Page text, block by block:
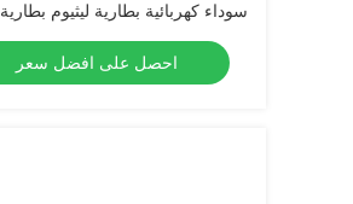
سوداء كهربائية بطارية ليثيوم بطارية
LiFePO4
احصل على افضل سعر